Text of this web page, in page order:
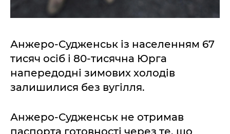
Анжеро-Судженськ із населенням 67
тисяч осіб і 80-тисячна Юрга
напередодні зимових холодів
залишилися без вугілля.
Анжеро-Судженськ не отримав